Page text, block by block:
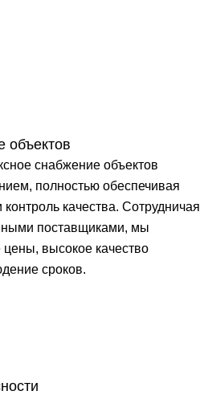
объектов
снабжение объектов
полностью обеспечивая
контроль качества. Сотрудничая
поставщиками, мы
высокое качество
сроков.